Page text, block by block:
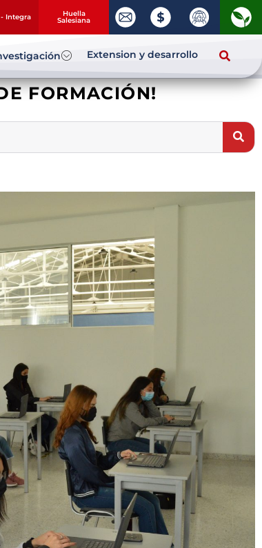
- Integra Huella
Salesiana
Extension y desarrollo
FORMACIÓN!